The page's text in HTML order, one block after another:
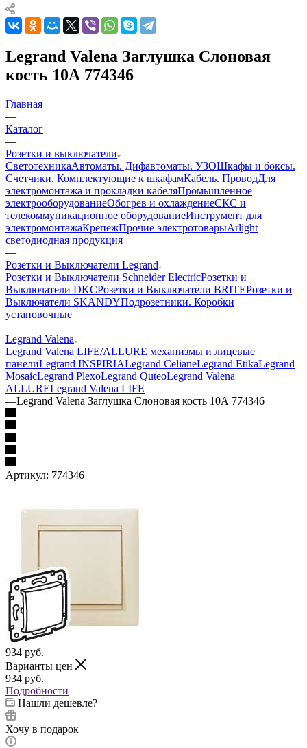
Legrand Valena Заглушка Слоновая
кость 10А 774346
Главная
—
Каталог
—
Розетки и выключатели
СветотехникаАвтоматы. Дифавтоматы. УЗОШкафы и боксы.
Счетчики. Комплектующие к шкафамКабель. ПроводДля
электромонтажа и прокладки кабеляПромышленное
электрооборудованиеОбогрев и охлаждениеСКС и
телекоммуникационное оборудованиеИнструмент для
электромонтажаКрепежПрочие электротоварыArlight
светодиодная продукция
—
Розетки и Выключатели Legrand
Розетки и Выключатели Schneider ElectricРозетки и
Выключатели DKCРозетки и Выключатели BRITEРозетки и
Выключатели SKANDYПодрозетники. Коробки
установочные
—
Legrand Valena
Legrand Valena LIFE/ALLURE механизмы и лицевые
панелиLegrand INSPIRIALegrand CelianeLegrand EtikaLegrand
MosaicLegrand PlexoLegrand QuteoLegrand Valena
ALLURELegrand Valena LIFE
—Legrand Valena Заглушка Слоновая кость 10А 774346
Артикул: 774346
934 руб.
Варианты цен
934 руб.
Подробности
Нашли дешевле?
Хочу в подарок